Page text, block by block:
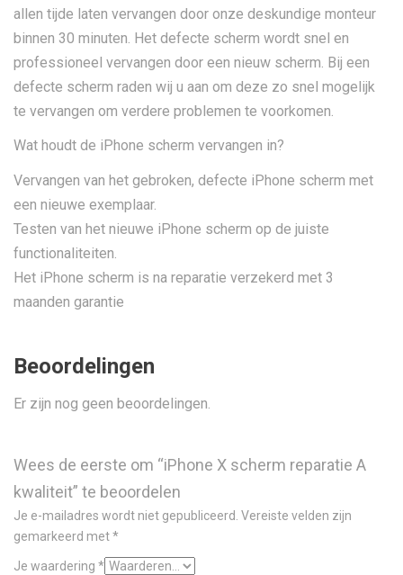
allen tijde laten vervangen door onze deskundige monteur
binnen 30 minuten. Het defecte scherm wordt snel en
professioneel vervangen door een nieuw scherm. Bij een
defecte scherm raden wij u aan om deze zo snel mogelijk
te vervangen om verdere problemen te voorkomen.
Wat houdt de iPhone scherm vervangen in?
Vervangen van het gebroken, defecte iPhone scherm met
een nieuwe exemplaar.
Testen van het nieuwe iPhone scherm op de juiste
functionaliteiten.
Het iPhone scherm is na reparatie verzekerd met 3
maanden garantie
Beoordelingen
Er zijn nog geen beoordelingen.
Wees de eerste om “iPhone X scherm reparatie A
kwaliteit” te beoordelen
Je e-mailadres wordt niet gepubliceerd. Vereiste velden zijn
gemarkeerd met*
Je waardering *